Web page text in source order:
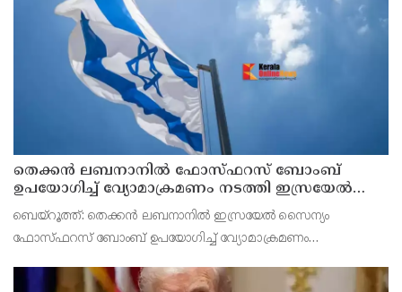
പേരിലുള്ളതാണ് വാഹനം.
തെക്കൻ ലബനാനിൽ ഫോസ്ഫറസ് ബോംബ്
ഉപയോഗിച്ച് വ്യോമാക്രമണം നടത്തി ഇസ്രയേൽ
സൈന്യം
ബെയ്റൂത്ത്: തെക്കൻ ലബനാനിൽ ഇസ്രയേൽ സൈന്യം
ഫോസ്ഫറസ് ബോംബ് ഉപയോഗിച്ച് വ്യോമാക്രമണം
മേഖലയെയാണ് ആക്രമണം ലക്ഷ്യമിട്ടതെന്ന് റിപ്പോർട്ടിൽ